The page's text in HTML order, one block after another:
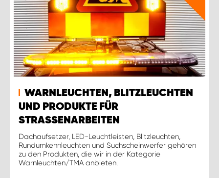
WARNLEUCHTEN, BLITZLEUCHTEN
UND PRODUKTE FÜR
STRASSENARBEITEN
Dachaufsetzer, LED-Leuchtleisten, Blitzleuchten,
Rundumkennleuchten und Suchscheinwerfer gehören
zu den Produkten, die wir in der Kategorie
Warnleuchten/TMA anbieten.